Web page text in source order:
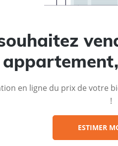
en ligne du prix de votre
!
ESTIMER